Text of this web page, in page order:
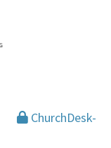
ChurchDesk-